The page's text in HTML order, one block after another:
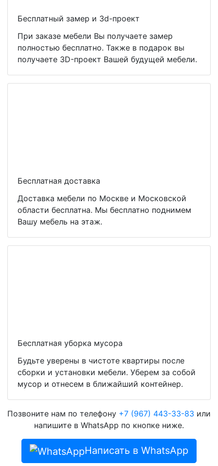
Бесплатный замер и 3d-проект
При заказе мебели Вы получаете замер
полностью бесплатно. Также в подарок вы
получаете 3D-проект Вашей будущей мебели.
Бесплатная доставка
Доставка мебели по Москве и Московской
области бесплатна. Мы бесплатно поднимем
Вашу мебель на этаж.
Бесплатная уборка мусора
Будьте уверены в чистоте квартиры после
сборки и установки мебели. Уберем за собой
мусор и отнесем в ближайший контейнер.
Позвоните нам по телефону +7 (967) 443-33-83 или
напишите в WhatsApp по кнопке ниже.
Написать в WhatsApp